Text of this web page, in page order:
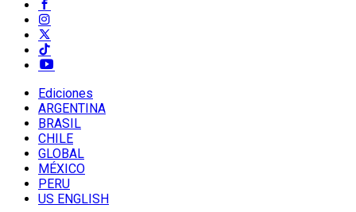
Ediciones
ARGENTINA
BRASIL
CHILE
GLOBAL
MÉXICO
PERU
US ENGLISH